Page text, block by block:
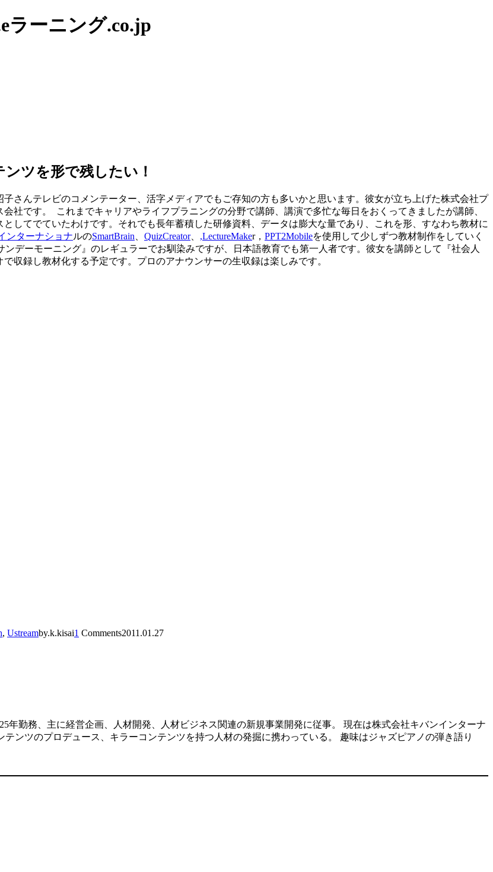
ラーニング.co.jp
ツを形で残したい！
さんテレビのコメンテーター、活字メディアでもご存知の方も多いかと思います。彼女が立ち上げた株式会社プ
社です。 これまでキャリアやライフプラニングの分野で講師、講演で多忙な毎日をおくってきましたが講師、
してでていたわけです。それでも長年蓄積した研修資料、データは膨大な量であり、これを形、すなわち教材に
ンターナショナルのSmartBrain QuizCreator、 ,LectureMaker， PPT2Mobileを使用して少しずつ教材制作をしていく
デーモーニング』のレギュラーでお馴染みですが、日本語教育でも第一人者です。彼女を講師として『社会人
収録し教材化する予定です。プロのアナウンサーの生収録は楽しみです。
, Ustreamby.k.kisai1 Comments2011.01.27
年勤務、主に経営企画、人材開発、人材ビジネス関連の新規事業開発に従事。 現在は株式会社キバンインターナ
ンツのプロデュース、キラーコンテンツを持つ人材の発掘に携わっている。 趣味はジャズピアノの弾き語り